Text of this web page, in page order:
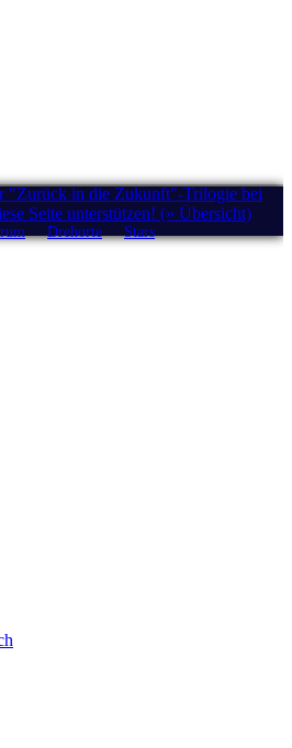
"Zurück in die Zukunft"-Trilogie bei
Seite unterstützen! (» Übersicht)
Drehorte Stars